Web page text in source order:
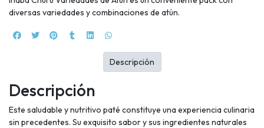
diversas variedades y combinaciones de atún.
Descripción
Este saludable y nutritivo paté constituye una experiencia culinaria
sin precedentes. Su exquisito sabor y sus ingredientes naturales
Descripción